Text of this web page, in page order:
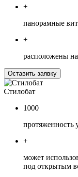
+
панорамные
+
расположены
Оставить заявку
Стилобат
1000
протяженность
+
может
под открытым